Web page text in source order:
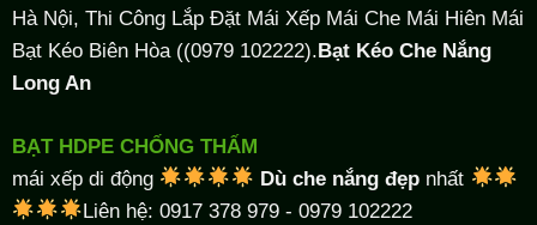
Hà Nội, Thi Công Lắp Đặt Mái Xếp Mái Che Mái Hiên Mái
Bạt Kéo Biên Hòa ((0979 102222).Bạt Kéo Che Nắng
Long An
BẠT HDPE CHỐNG THẤM
mái xếp di động Dù che nắng đẹp nhất
Liên hệ: 0917 378 979 - 0979 102222